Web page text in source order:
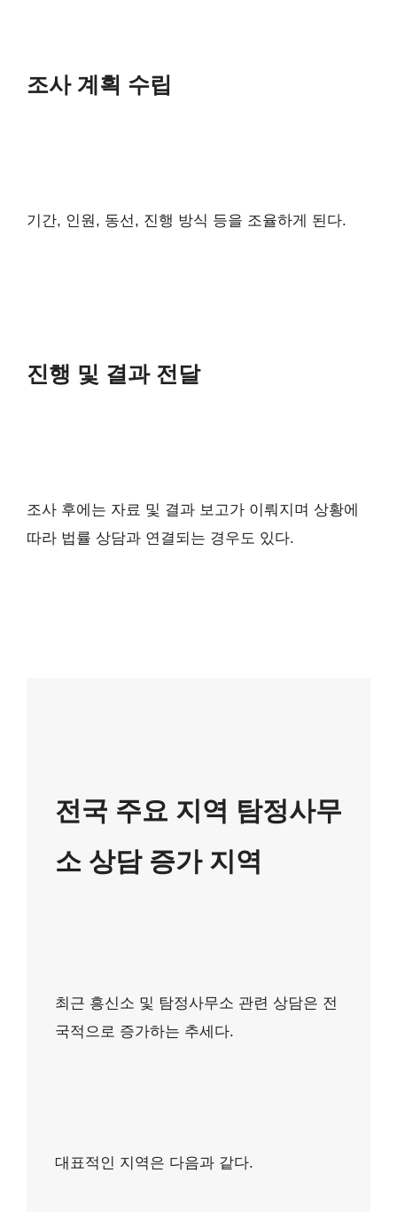
조사 계획 수립
기간, 인원, 동선, 진행 방식 등을 조율하게 된다.
진행 및 결과 전달
조사 후에는 자료 및 결과 보고가 이뤄지며 상황에
따라 법률 상담과 연결되는 경우도 있다.
전국 주요 지역 탐정사무
소 상담 증가 지역
최근 흥신소 및 탐정사무소 관련 상담은 전
국적으로 증가하는 추세다.
대표적인 지역은 다음과 같다.